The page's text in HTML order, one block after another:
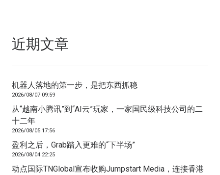
近期文章
机器人落地的第一步，是把东西抓稳
2026/08/07 09:59
从“越南小腾讯”到“AI云”玩家，一家国民级科技公司的二
十二年
2026/08/05 17:56
盈利之后，Grab踏入更难的“下半场”
2026/08/04 22:25
动点国际TNGlobal宣布收购Jumpstart Media，连接香港